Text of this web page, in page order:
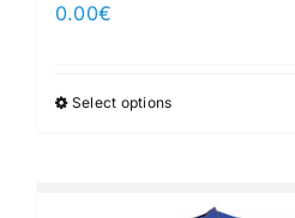
0.00€
Select options